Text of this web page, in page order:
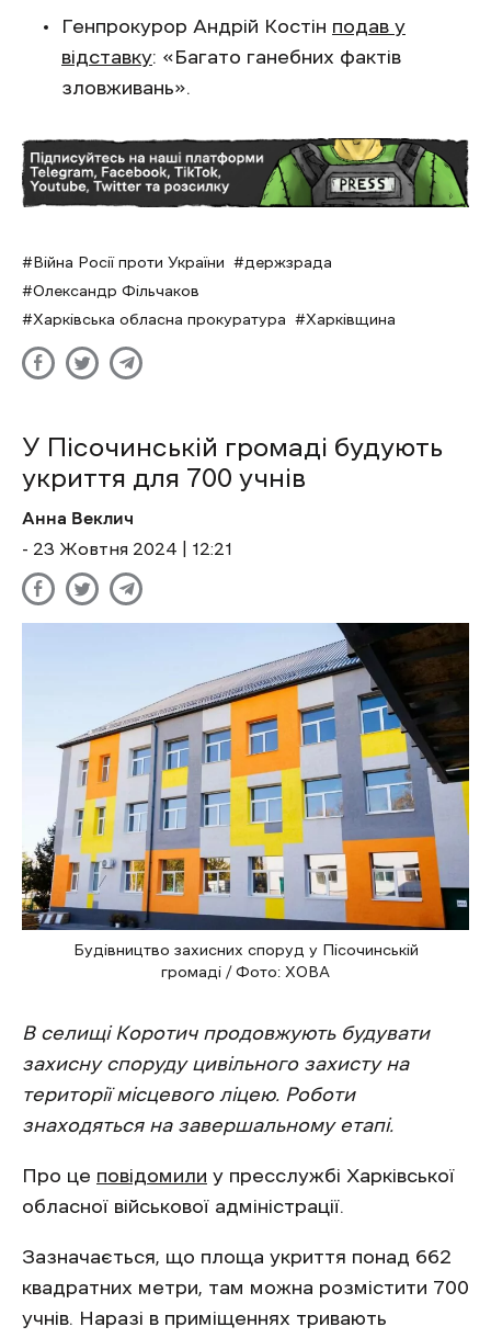
Генпрокурор Андрій Костін подав у
відставку: «Багато ганебних фактів
зловживань».
Війна Росії проти України
держзрада
Олександр Фільчаков
Харківська обласна прокуратура
Харківщина
У Пісочинській громаді будують
укриття для 700 учнів
Анна Веклич
- 23 Жовтня 2024 | 12:21
Будівництво захисних споруд у Пісочинській
громаді / Фото: ХОВА
В селищі Коротич продовжують будувати
захисну споруду цивільного захисту на
території місцевого ліцею. Роботи
знаходяться на завершальному етапі.
Про це повідомили у пресслужбі Харківської
обласної військової адміністрації.
Зазначається, що площа укриття понад 662
квадратних метри, там можна розмістити 700
учнів. Наразі в приміщеннях тривають